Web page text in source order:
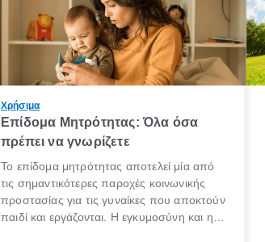
Χρήσιμα
Επίδομα Μητρότητας: Όλα όσα
πρέπει να γνωρίζετε
Το επίδομα μητρότητας αποτελεί μία από
τις σημαντικότερες παροχές κοινωνικής
προστασίας για τις γυναίκες που αποκτούν
παιδί και εργάζονται. Η εγκυμοσύνη και η